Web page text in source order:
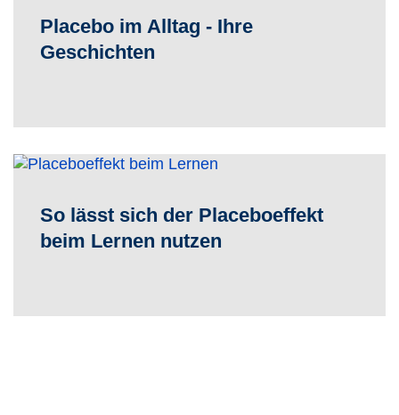
Placebo im Alltag - Ihre
Geschichten
So lässt sich der Placeboeffekt
beim Lernen nutzen